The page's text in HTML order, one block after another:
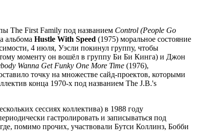
The First Family под названием Control (People Go
альбома Hustle With Speed (1975) моральное состояние
4 июля, Уэсли покинул группу, чтобы
моменту он вошёл в группу Би Би Кинга) и Джон
Wanna Get Funky One More Time (1976),
точку на множестве сайд-проектов, которыми
конца 1970-х под названием The J.B.'s
сессиях коллектива) в 1988 году
гастролировать и записываться под
помимо прочих, участвовали Бутси Коллинз, Бобби